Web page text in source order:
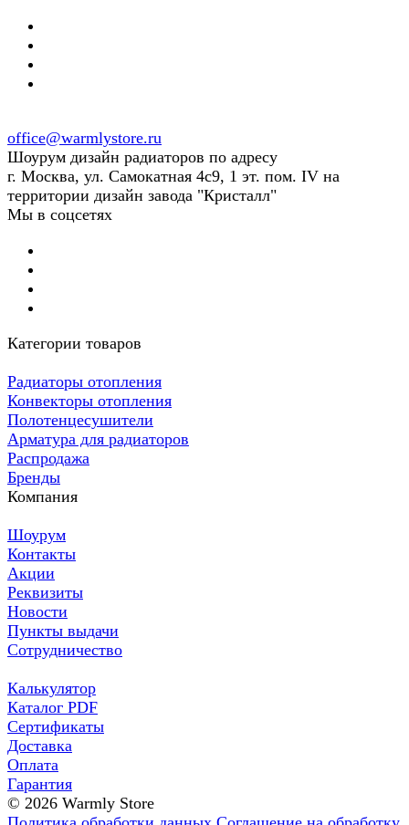
office@warmlystore.ru
Шоурум дизайн радиаторов по адресу
г. Москва, ул. Самокатная 4с9, 1 эт. пом. IV на
территории дизайн завода "Кристалл"
Мы в соцсетях
Категории товаров
Радиаторы отопления
Конвекторы отопления
Полотенцесушители
Арматура для радиаторов
Распродажа
Бренды
Компания
Шоурум
Контакты
Акции
Реквизиты
Новости
Пункты выдачи
Сотрудничество
Калькулятор
Каталог PDF
Сертификаты
Доставка
Оплата
Гарантия
© 2026 Warmly Store